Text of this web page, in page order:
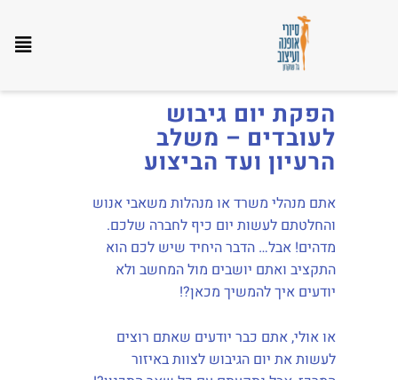
יום גיבוש צוות לעובדים בת"א
הפקת יום גיבוש
לעובדים – משלב
הרעיון ועד הביצוע
אתם מנהלי משרד או מנהלות משאבי אנוש
והחלטתם לעשות יום כיף לחברה שלכם.
מדהים! אבל… הדבר היחיד שיש לכם הוא
התקציב ואתם יושבים מול המחשב ולא
יודעים איך להמשיך מכאן?!
או אולי, אתם כבר יודעים שאתם רוצים
לעשות את יום הגיבוש לצוות באיזור